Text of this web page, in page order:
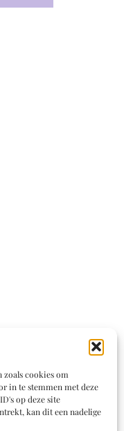
zoals cookies om
in te stemmen met deze
op deze site
kan dit een nadelige